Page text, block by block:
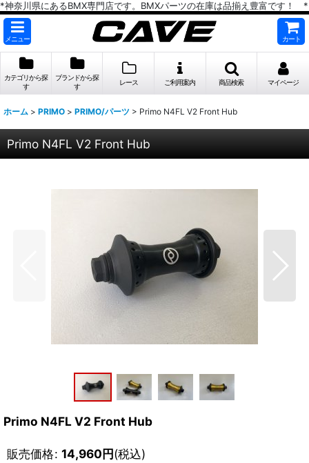
*神奈川県にあるBMX専門店です。BMXパーツの在庫は品揃え豊富です！ *
メニュー カート
カテゴリから探
す
ブランドから探
す
レース ご利用案内 商品検索 マイページ
ホーム > PRIMO > PRIMO/パーツ > Primo N4FL V2 Front Hub
Primo N4FL V2 Front Hub
Primo N4FL V2 Front Hub
販売価格: 14,960円(税込)